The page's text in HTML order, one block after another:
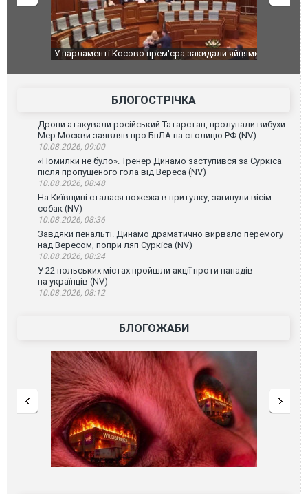
У парламенті Косово прем'єра закидали яйцями
Приїхав
до
зіркового
БЛОГОСТРІЧКА
Дрони атакували російський Татарстан, пролунали вибухи.
Мер Москви заявляв про БпЛА на столицю РФ (NV)
10.08.2026, 09:00
«Помилки не було». Тренер Динамо заступився за Суркіса
після пропущеного гола від Вереса (NV)
10.08.2026, 08:48
На Київщині сталася пожежа в притулку, загинули вісім
собак (NV)
10.08.2026, 08:36
Завдяки пенальті. Динамо драматично вирвало перемогу
над Вересом, попри ляп Суркіса (NV)
10.08.2026, 08:24
У 22 польських містах пройшли акції проти нападів
на українців (NV)
10.08.2026, 08:12
БЛОГОЖАБИ